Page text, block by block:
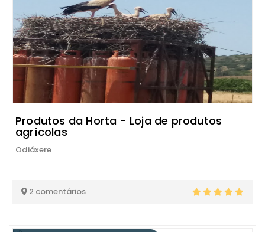
Produtos da Horta - Loja de produtos
agrícolas
Odiáxere
2 comentários